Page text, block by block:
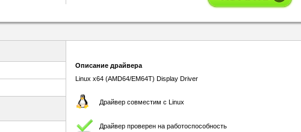
Описание драйвера
Linux x64 (AMD64/EM64T) Display Driver
Драйвер совместим с Linux
Драйвер проверен на работоспособность